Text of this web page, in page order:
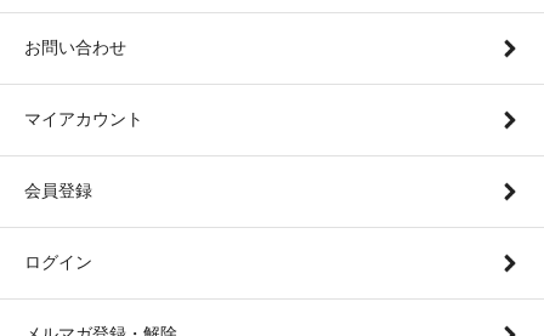
お問い合わせ
マイアカウント
会員登録
ログイン